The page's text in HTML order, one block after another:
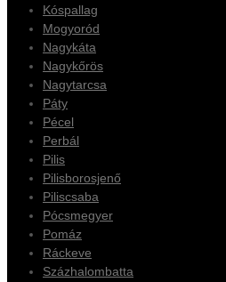
Kóspallag
Mogyoród
Nagykáta
Nagykőrös
Nagytarcsa
Páty
Pécel
Perbál
Pilis
Pilisborosjenő
Piliscsaba
Pócsmegyer
Pomáz
Ráckeve
Százhalombatta